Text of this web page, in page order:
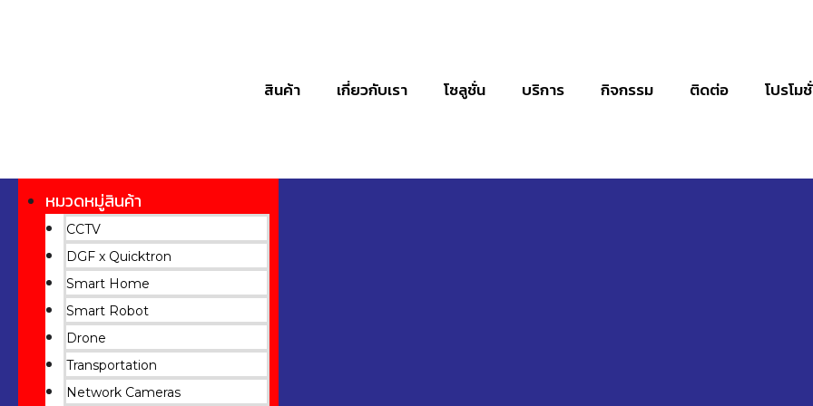
สินค้า เกี่ยวกับเรา โซลูชั่น บริการ กิจกรรม ติดต่อ โปรโม
หมวดหมู่สินค้า
CCTV
DGF x Quicktron
Smart Home
Smart Robot
Drone
Transportation
Network Cameras